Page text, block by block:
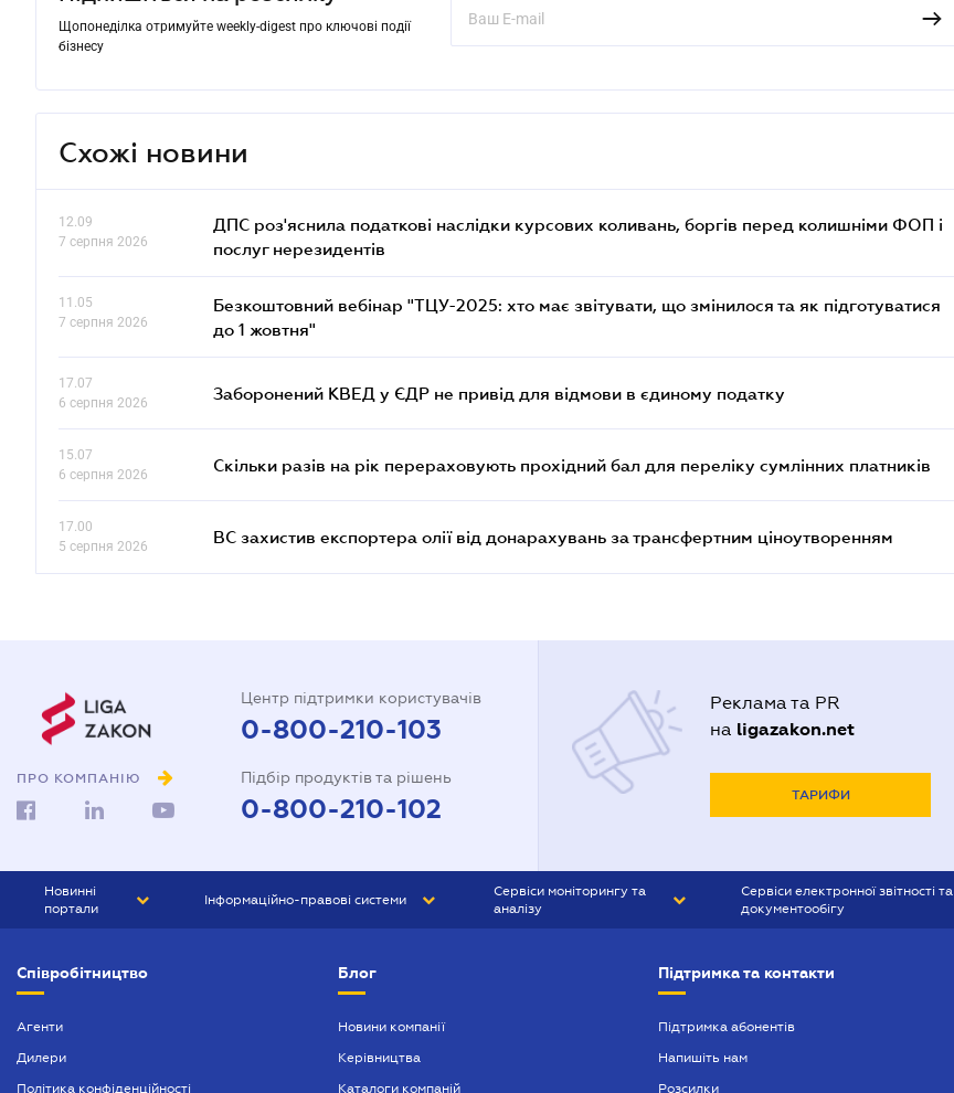
Щопонеділка отримуйте weekly-digest про ключові події
бізнесу
Схожі новини
12.09
7 серпня 2026
ДПС роз'яснила податкові наслідки курсових коливань, боргів перед колишніми ФОП і
послуг нерезидентів
11.05
7 серпня 2026
Безкоштовний вебінар "ТЦУ-2025: хто має звітувати, що змінилося та як підготуватися
до 1 жовтня"
17.07
6 серпня 2026
Заборонений КВЕД у ЄДР не привід для відмови в єдиному податку
15.07
6 серпня 2026
Скільки разів на рік перераховують прохідний бал для переліку сумлінних платників
17.00
5 серпня 2026
ВС захистив експортера олії від донарахувань за трансфертним ціноутворенням
ПРО КОМПАНІЮ
Центр підтримки користувачів
0-800-210-103
Підбір продуктів та рішень
0-800-210-102
Реклама та PR
на ligazakon.net
ТАРИФИ
Новинні
портали
БІЗНЕС
Інформаційно-правові системи
БУХГАЛТЕР ПРОФ
Сервіси моніторингу та
аналізу
Сервіси електронної звітності та
документообігу
Співробітництво
Агенти
Дилери
Політика конфіденційності
Блог
Новини компанії
Керівництва
Каталоги компаній
Підтримка та контакти
Підтримка абонентів
Напишіть нам
Розсилки